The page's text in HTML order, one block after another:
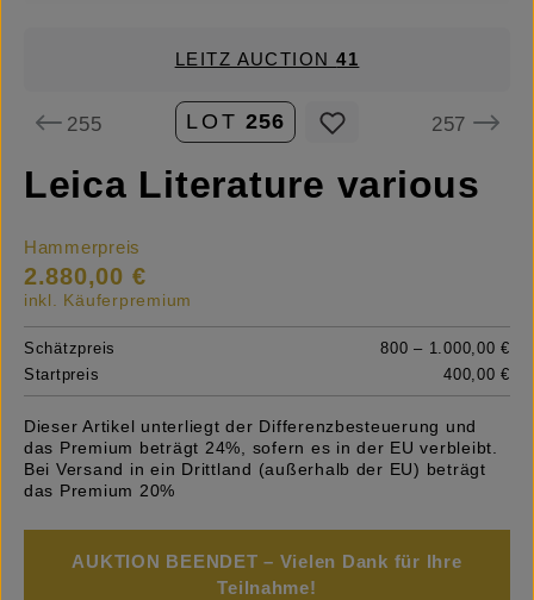
LEITZ AUCTION41
255 LOT 256 257
Leica Literature various
Hammerpreis
2.880,00 €
inkl. Käuferpremium
Schätzpreis
800 – 1.000,00 €
Startpreis
400,00 €
Dieser Artikel unterliegt der Differenzbesteuerung und
das Premium beträgt 24%, sofern es in der EU verbleibt.
Bei Versand in ein Drittland (außerhalb der EU) beträgt
das Premium 20%
AUKTION BEENDET – Vielen Dank für Ihre
Teilnahme!